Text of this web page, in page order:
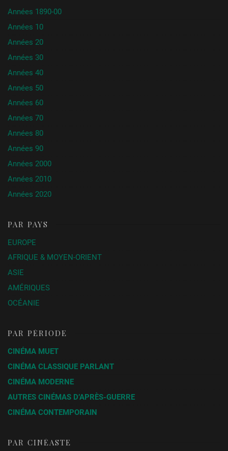
Années 1890-00
Années 10
Années 20
Années 30
Années 40
Années 50
Années 60
Années 70
Années 80
Années 90
Années 2000
Années 2010
Années 2020
PAR PAYS
EUROPE
AFRIQUE & MOYEN-ORIENT
ASIE
AMÉRIQUES
OCÉANIE
PAR PÉRIODE
CINÉMA MUET
CINÉMA CLASSIQUE PARLANT
CINÉMA MODERNE
AUTRES CINÉMAS D’APRÈS-GUERRE
CINÉMA CONTEMPORAIN
PAR CINÉASTE